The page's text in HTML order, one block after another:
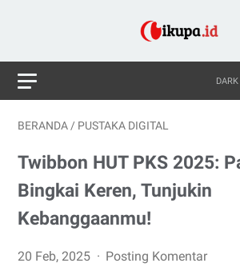
BERANDA / PUSTAKA DIGITAL
Twibbon HUT PKS 2025:
Bingkai Keren, Tunjukin
Kebanggaanmu!
20 Feb, 2025 Posting Komentar